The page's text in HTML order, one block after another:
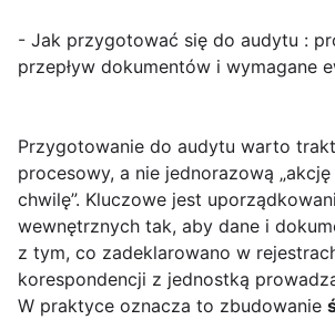
- Jak przygotować się do audytu :
przepływ dokumentów i wymagane
Przygotowanie do audytu warto
procesowy, a nie jednorazową
chwilę”. Kluczowe jest
wewnętrznych tak, aby dane i
z tym, co zadeklarowano w
korespondencji z jednostką
W praktyce oznacza to zbudowanie